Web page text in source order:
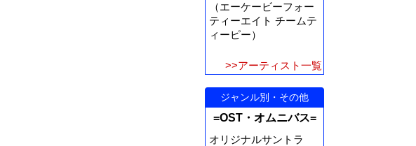
（エーケービーフォー
ティーエイト チームテ
ィーピー）
>>アーティスト一覧
ジャンル別・その他
=OST・オムニバス=
オリジナルサントラ